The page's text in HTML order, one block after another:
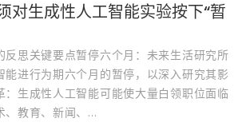
对生成性人工智能实验按下“暂
反思关键要点暂停六个月：未来生活研究所
能进行为期六个月的暂停，以深入研究其影
：生成性人工智能可能使大量白领职位面临
、教育、新闻、...